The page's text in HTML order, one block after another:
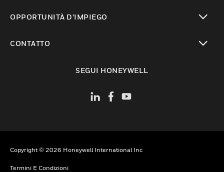
OPPORTUNITÀ D’IMPIEGO
CONTATTO
SEGUI HONEYWELL
Copyright © 2026 Honeywell International Inc
Termini E Condizioni